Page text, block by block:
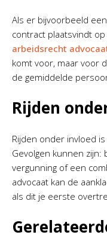
Als er bijvoorbeeld
contract plaatsvindt
arbeidsrecht
komt voor, maar voor
de gemiddelde
Rijden
Rijden onder invloed
Gevolgen kunnen zijn:
vergunning of een
advocaat kan de
als dit je eerste